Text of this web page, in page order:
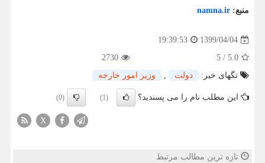
منبع: namna.ir
1399/04/04
19:39:53
5.0
/
5
2730
تگهای خبر:
دولت , وزیر امور خارجه
این مطلب نام را می پسندید؟ (1)
(0)
X
تازه ترین مطالب مرتبط